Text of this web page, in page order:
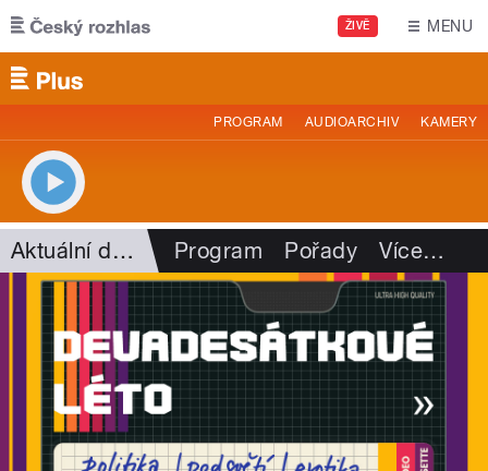
Přejít k hlavnímu obsahu
ŽIVĚ MENU
PROGRAM AUDIOARCHIV KAMERY
Aktuální dění Program Pořady Více…